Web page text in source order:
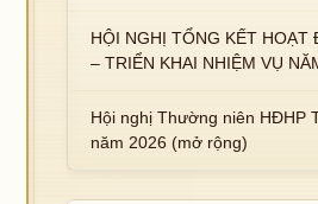
HỘI NGHỊ TỔNG KẾT HOẠT
– TRIỂN KHAI NHIỆM VỤ NĂM 2026
Hội nghị Thường niên HĐHP
năm 2026 (mở rộng)